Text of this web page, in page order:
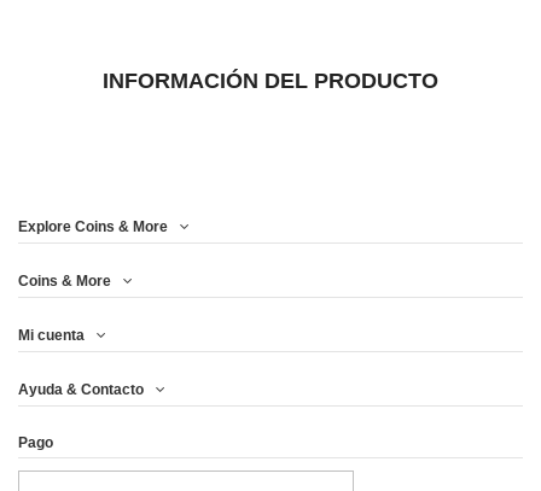
INFORMACIÓN DEL PRODUCTO
Explore Coins & More
Coins & More
Mi cuenta
Ayuda & Contacto
Pago